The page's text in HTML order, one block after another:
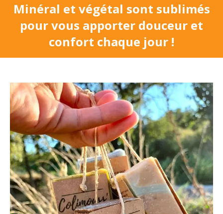
Minéral et végétal sont sublimés
pour vous apporter douceur et
confort chaque jour !